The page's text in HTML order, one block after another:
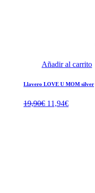
Añadir al carrito
Llavero LOVE U MOM silver
19,90€ El
11,94€El